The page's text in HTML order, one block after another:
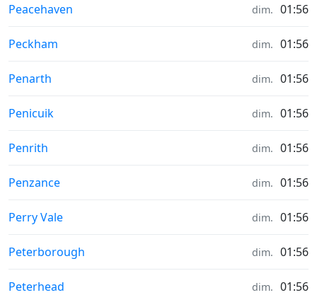
Météo in
Peacehaven dim. 01:56
Météo in
Peckham dim. 01:56
Météo in
Penarth dim. 01:56
Météo in
Penicuik dim. 01:56
Météo in
Penrith dim. 01:56
Météo in
Penzance dim. 01:56
Météo in
Perry Vale dim. 01:56
Météo in
Peterborough dim. 01:56
Météo in
Peterhead dim. 01:56